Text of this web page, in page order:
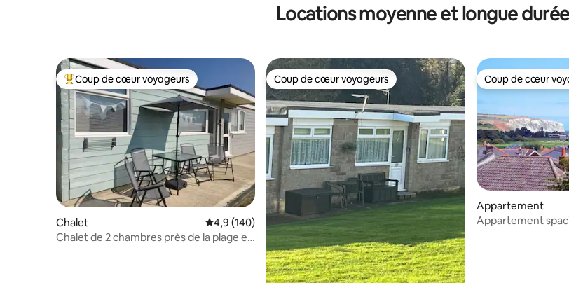
Locations moyenne et longue
Coups de cœur voyageurs les plus appréciés
Coup de cœur voyageurs
Chalet Évaluation moyenne sur la base de 140 commentaires : 4,9 sur 5
4,9 (140)
Chalet de 2 chambres près de la plage et
Coup de cœur voyageurs
Coup de cœur voyageurs Coup de cœur
Coup de cœur
Appartement
Appartement